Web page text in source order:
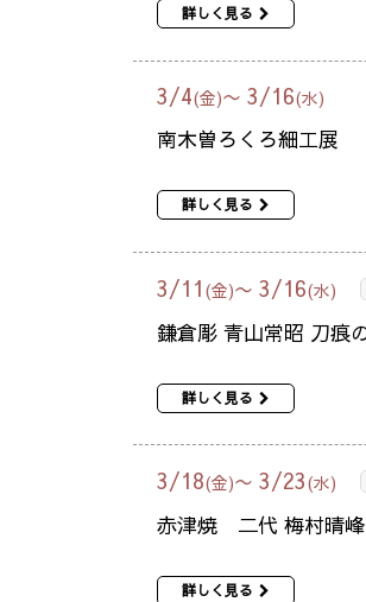
詳しく見る
3/4(金)〜 3/16(水)
南木曽ろくろ細工展
詳しく見る
3/11 (金)〜 3/16(水)
鎌倉彫 青山常昭 刀痕
詳しく見る
3/18(金)〜 3/23(水)
赤津焼 二代 梅村晴
詳しく見る